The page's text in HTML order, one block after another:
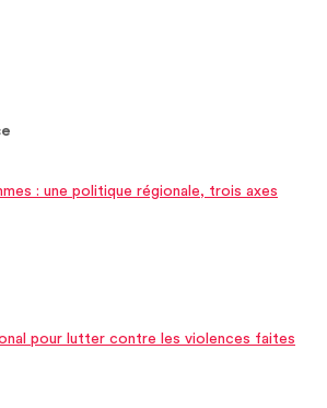
: une politique régionale, trois axes
pour lutter contre les violences faites